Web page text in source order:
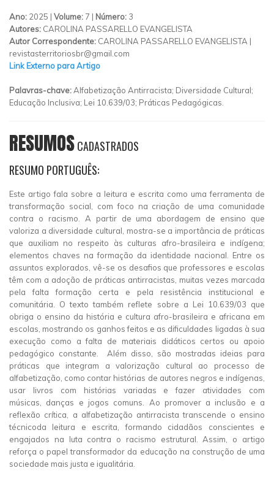
Ano: 2025 | Volume: 7 | Número: 3
Autores: CAROLINA PASSARELLO EVANGELISTA
Autor Correspondente: CAROLINA PASSARELLO EVANGELISTA |
revistasterritoriosbr@gmail.com
Link Externo para Artigo
Palavras-chave:Alfabetização Antirracista; Diversidade Cultural;
Educação Inclusiva; Lei 10.639/03; Práticas Pedagógicas.
RESUMOSCADASTRADOS
RESUMO PORTUGUÊS:
Este artigo fala sobre a leitura e escrita como uma ferramenta de
transformação social, com foco na criação de uma comunidade
contra o racismo. A partir de uma abordagem de ensino que
valoriza a diversidade cultural, mostra-se a importância de práticas
que auxiliam no respeito às culturas afro-brasileira e indígena;
elementos chaves na formação da identidade nacional. Entre os
assuntos explorados, vê-se os desafios que professores e escolas
têm com a adoção de práticas antirracistas, muitas vezes marcada
pela falta formação certa e pela resistência institucional e
comunitária. O texto também reflete sobre a Lei 10.639/03 que
obriga o ensino da história e cultura afro-brasileira e africana em
escolas, mostrando os ganhos feitos e as dificuldades ligadas à sua
execução como a falta de materiais didáticos certos ou apoio
pedagógico constante. Além disso, são mostradas ideias para
práticas que integram a valorização cultural ao processo de
alfabetização, como contar histórias de autores negros e indígenas,
usar livros com histórias variadas e fazer atividades com
músicas, danças e jogos comuns. Ao promover a inclusão e a
reflexão crítica, a alfabetização antirracista transcende o ensino
técnicoda leitura e escrita, formando cidadãos conscientes e
engajados na luta contra o racismo estrutural. Assim, o artigo
reforça o papel transformador da educação na construção de uma
sociedade mais justa e igualitária.